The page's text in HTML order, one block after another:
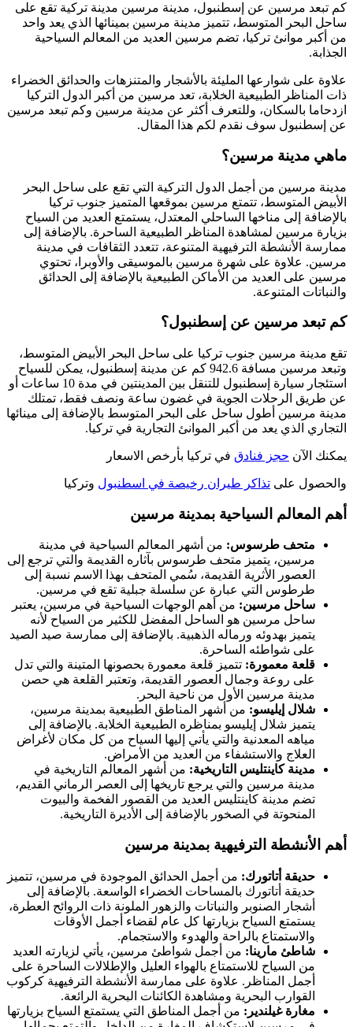
كم تبعد مرسين عن إسطنبول، مدينة مرسين مدينة تركية تقع على
ساحل البحر المتوسط، تتميز مدينة مرسين بمينائها الذي يعد واحد
من أكبر موانئ تركيا، تضم مرسين العديد من المعالم السياحية
الجذابة.
علاوة على شوارعها المليئة بالأشجار والمتنزهات والحدائق الخضراء
ذات المناظر الطبيعية الخلابة، تعد مرسين من أكبر الدول التركيا
ازدحاما بالسكان، وللتعرف أكثر عن مدينة مرسين وكم تبعد مرسين
عن إسطنبول سوف نقدم لكم هذا المقال.
ماهي مدينة مرسين؟
مدينة مرسين من أجمل الدول التركية التي تقع على ساحل البحر
الأبيض المتوسط، تتمتع مرسين بموقعها المتميز جنوب تركيا
بالإضافة إلى مناخها الساحلي المعتدل، يستمتع العديد من السياح
بزيارة مرسين لمشاهدة المناظر الطبيعية الساحرة. بالإضافة إلى
ممارسة الأنشطة الترفيهية المتنوعة، تتعدد الثقافات في مدينة
مرسين. علاوة على شهرة مرسين بالموسيقى والأوبرا، تحتوي
مرسين على العديد من الأماكن الطبيعية بالإضافة إلى الحدائق
والنباتات المتنوعة.
كم تبعد مرسين عن إسطنبول؟
تقع مدينة مرسين جنوب تركيا على ساحل البحر الأبيض المتوسط،
وتبعد مرسين مسافة 942.6 كم عن مدينة إسطنبول، يمكن للسياح
استئجار سيارة إسطنبول للتنقل بين المدينتين في مدة 10 ساعات أو
عن طريق الرحلات الجوية في غضون ساعة ونصف فقط، تمتلك
مدينة مرسين أطول ساحل على البحر المتوسط بالإضافة إلى مينائها
التجاري الذي يعد من أكبر الموانئ التجارية في تركيا.
يمكنك الآن حجز فنادق في تركيا بأرخص الاسعار
والحصول على تذاكر طيران رخيصة في اسطنبول وتركيا
أهم المعالم السياحية بمدينة مرسين
متحف طرسوس: من أشهر المعالم السياحية في مدينة
مرسين، يتميز متحف طرسوس بآثاره القديمة والتي ترجع إلى
العصور الأثرية القديمة، سُمي المتحف بهذا الاسم نسبة إلى
طرطوس التي عبارة عن سلسلة جبلية تقع في مرسين.
ساحل مرسين: من أهم الوجهات السياحية في مرسين، يعتبر
ساحل مرسين هو الساحل المفضل للكثير من السياح لأنه
يتميز بهدوئه ورماله الذهبية. بالإضافة إلى ممارسة صيد الصيد
على شواطئه الساحرة.
قلعة معمورة: تتميز قلعة معمورة بحصونها المتينة والتي تدل
على روعة وجمال العصور القديمة، وتعتبر القلعة هي حصن
مدينة مرسين الأول من ناحية البحر.
شلال إيليسو: من أشهر المناطق الطبيعية بمدينة مرسين،
يتميز شلال إيليسو بمناظره الطبيعية الخلابة. بالإضافة إلى
مياهه المعدنية والتي يأتي إليها السياح من كل مكان لأغراض
العلاج والاستشفاء من العديد من الأمراض.
مدينة كاينتليس التاريخية: من أشهر المعالم التاريخية في
مدينة مرسين والتي يرجع تاريخها إلى العصر الرماني القديم،
تضم مدينة كاينتليس العديد من القصور الفخمة والبيوت
المنحوتة في الصخور بالإضافة إلى الأديرة التاريخية.
أهم الأنشطة الترفيهية بمدينة مرسين
حديقة أتاتورك: من أجمل الحدائق الموجودة في مرسين، تتميز
حديقة أتاتورك بالمساحات الخضراء الواسعة. بالإضافة إلى
أشجار الصنوبر والنباتات والزهور الملونة ذات الروائح العطرة،
يستمتع السياح بزيارتها كل عام لقضاء أجمل الأوقات
والاستمتاع بالراحة والهدوء والاستجمام.
شاطئ مارينا: من أجمل شواطئ مرسين، يأتي لزيارته العديد
من السياح للاستمتاع بالهواء العليل والإطلالات الساحرة على
أجمل المناظر. علاوة على ممارسة الأنشطة الترفيهية كركوب
القوارب البحرية ومشاهدة الكائنات البحرية الرائعة.
مغارة غيلندير: من أجمل المناطق التي يستمتع السياح بزيارتها